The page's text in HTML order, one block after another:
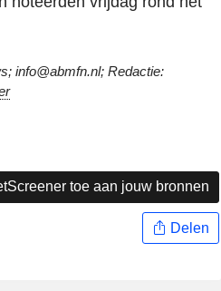
info@abmfn.nl; Redactie:
toe aan jouw bronnen
Delen